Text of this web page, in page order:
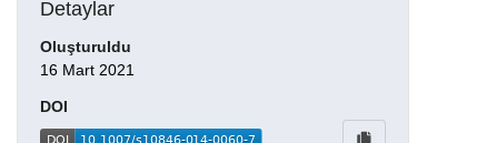
Detaylar
Oluşturuldu
16 Mart 2021
DOI